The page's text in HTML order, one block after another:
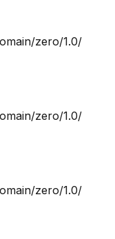
zero/1.0/
zero/1.0/
zero/1.0/